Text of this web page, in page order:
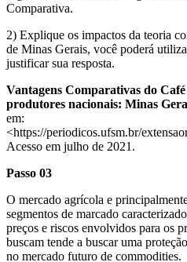
Comparativa.
2) Explique os impactos da teoria
de Minas Gerais, você poderá
justificar sua resposta.
Vantagens Comparativas do
produtores nacionais: Minas
em:
<https://periodicos.ufsm.br/
Acesso em julho de 2021.
Passo 03
O mercado agrícola e
segmentos de marcado
preços e riscos envolvidos para os
buscam tende a buscar uma
no mercado futuro de commodities.